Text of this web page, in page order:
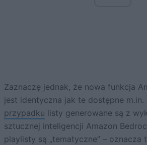
Zaznaczę jednak, że nowa funkcja
jest identyczna jak te dostępne m.in.
przypadku listy generowane są z
sztucznej inteligencji Amazon
playlisty są „tematyczne” –